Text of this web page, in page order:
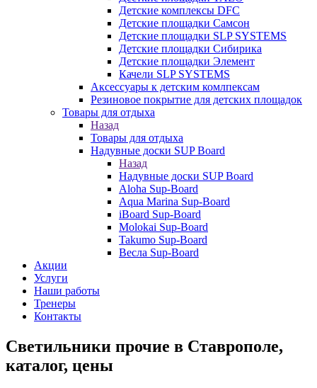
Детские комплексы DFC
Детские площадки Самсон
Детские площадки SLP SYSTEMS
Детские площадки Сибирика
Детские площадки Элемент
Качели SLP SYSTEMS
Аксессуары к детским комлпексам
Резиновое покрытие для детских площадок
Товары для отдыха
Назад
Товары для отдыха
Надувные доски SUP Board
Назад
Надувные доски SUP Board
Aloha Sup-Board
Aqua Marina Sup-Board
iBoard Sup-Board
Molokai Sup-Board
Takumo Sup-Board
Весла Sup-Board
Акции
Услуги
Наши работы
Тренеры
Контакты
Светильники прочие в Ставрополе,
каталог, цены